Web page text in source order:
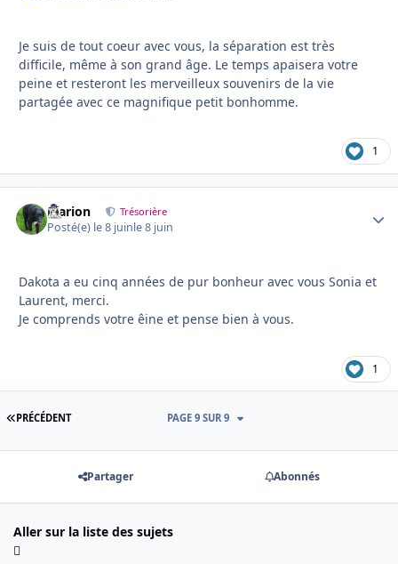
Je suis de tout coeur avec vous, la séparation est très
difficile, même à son grand âge. Le temps apaisera votre
peine et resteront les merveilleux souvenirs de la vie
partagée avec ce magnifique petit bonhomme.
1
Marion Trésorière
Posté(e) le 8 juinle 8 juin
Dakota a eu cinq années de pur bonheur avec vous Sonia et
Laurent, merci.
Je comprends votre êine et pense bien à vous.
1
PREMIÈRE PAGE
PRÉCÉDENT PAGE 9 SUR 9
Partager Abonnés
Aller sur la liste des sujets